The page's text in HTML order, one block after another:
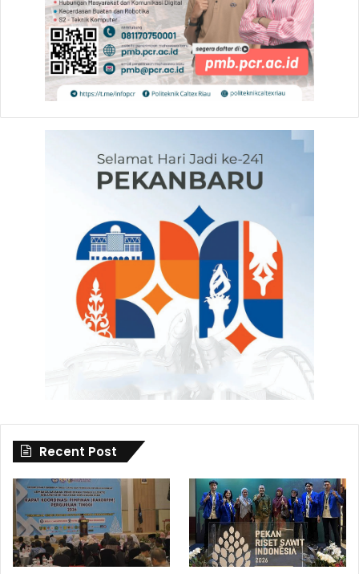
Recent Post